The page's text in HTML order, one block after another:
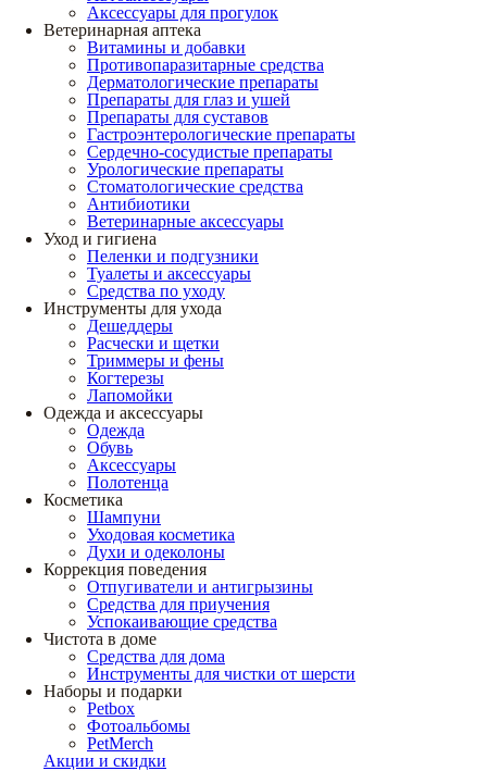
Аксессуары для прогулок
Ветеринарная аптека
Витамины и добавки
Противопаразитарные средства
Дерматологические препараты
Препараты для глаз и ушей
Препараты для суставов
Гастроэнтерологические препараты
Сердечно-сосудистые препараты
Урологические препараты
Стоматологические средства
Антибиотики
Ветеринарные аксессуары
Уход и гигиена
Пеленки и подгузники
Туалеты и аксессуары
Средства по уходу
Инструменты для ухода
Дешеддеры
Расчески и щетки
Триммеры и фены
Когтерезы
Лапомойки
Одежда и аксессуары
Одежда
Обувь
Аксессуары
Полотенца
Косметика
Шампуни
Уходовая косметика
Духи и одеколоны
Коррекция поведения
Отпугиватели и антигрызины
Средства для приучения
Успокаивающие средства
Чистота в доме
Средства для дома
Инструменты для чистки от шерсти
Наборы и подарки
Petbox
Фотоальбомы
PetMerch
Акции и скидки